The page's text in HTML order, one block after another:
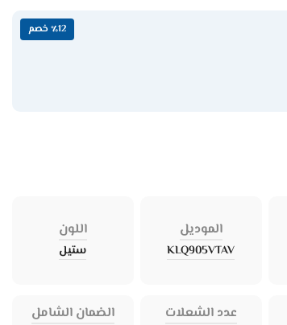
٪12 خصم
الموديل
KLQ905VTAV
اللون
ستيل
عدد الشعلات الضمان الشامل